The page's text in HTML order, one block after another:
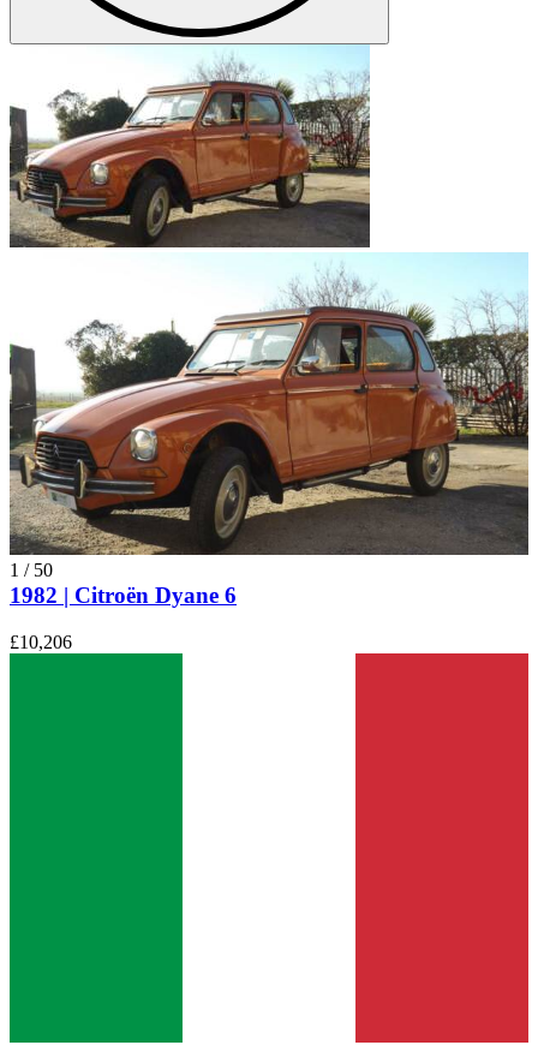
1 / 50
1982 | Citroën Dyane 6
£10,206